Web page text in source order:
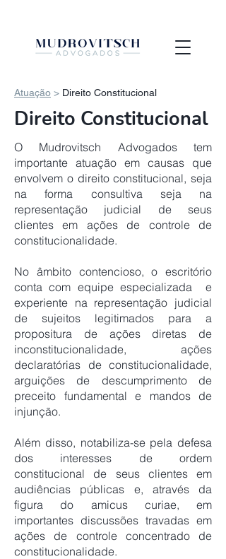
Atuação > Direito Constitucional
Direito Constitucional
O Mudrovitsch Advogados tem
importante atuação em causas que
envolvem o direito constitucional, seja
na forma consultiva seja na
representação judicial de seus
clientes em ações de controle de
constitucionalidade.
No âmbito contencioso, o escritório
conta com equipe especializada e
experiente na representação judicial
de sujeitos legitimados para a
propositura de ações diretas de
inconstitucionalidade, ações
declaratórias de constitucionalidade,
arguições de descumprimento de
preceito fundamental e mandos de
injunção.
Além disso, notabiliza-se pela defesa
dos interesses de ordem
constitucional de seus clientes em
audiências públicas e, através da
figura do amicus curiae, em
importantes discussões travadas em
ações de controle concentrado de
constitucionalidade.